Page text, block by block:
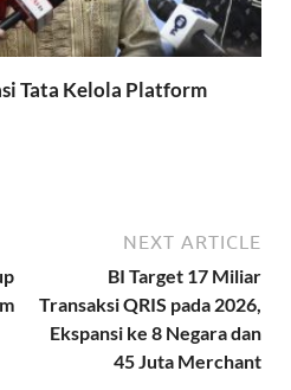
Tata Kelola Platform
NEXT ARTICLE
BI Target 17 Miliar
Transaksi QRIS pada 2026,
Ekspansi ke 8 Negara dan
45 Juta Merchant